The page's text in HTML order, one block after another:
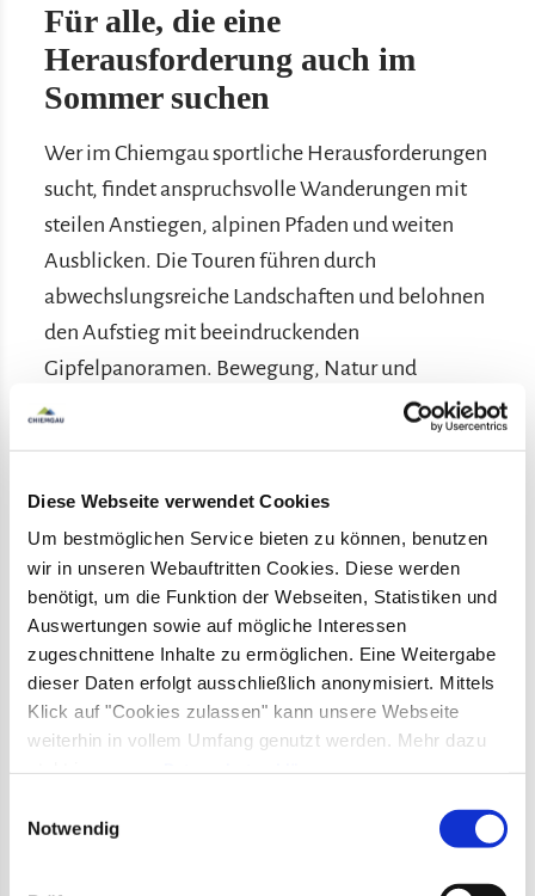
Diese Webseite verwendet Cookies
Um bestmöglichen Service bieten zu können, benutzen
wir in unseren Webauftritten Cookies. Diese werden
benötigt, um die Funktion der Webseiten, Statistiken und
Auswertungen sowie auf mögliche Interessen
zugeschnittene Inhalte zu ermöglichen. Eine Weitergabe
dieser Daten erfolgt ausschließlich anonymisiert. Mittels
Klick auf "Cookies zulassen" kann unsere Webseite
weiterhin in vollem Umfang genutzt werden. Mehr dazu
steht in unserer Datenschutzerklärung.
gelistet.
Notwendig
Für alle, die eine
Herausforderung auch im
Sommer suchen
Wer im Chiemgau sportliche Herausforderungen
sucht, findet anspruchsvolle Wanderungen mit
steilen Anstiegen, alpinen Pfaden und weiten
Ausblicken. Die Touren führen durch
abwechslungsreiche Landschaften und belohnen
den Aufstieg mit beeindruckenden
Gipfelpanoramen. Bewegung, Natur und
Bergerlebnis verbinden sich dabei auf besondere
©
Hochfelln
schwer (Wandertour)
8,9 km 1100 Hm 03:45 h
Mehr erfahren
Mehr